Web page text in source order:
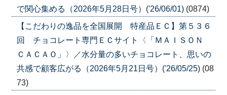
で関心集める（2026年5月28日号）('26/06/01) (0874)
【こだわりの逸品を全国展開 特産品ＥＣ】第５３６
回 チョコレート専門ＥＣサイト〈「ＭＡＩＳＯＮ
ＣＡＣＡＯ」〉／水分量の多いチョコレート、思いの
共感で顧客広がる（2026年5月21日号）('26/05/25) (08
73)